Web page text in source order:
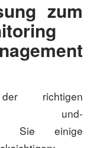
zum
richtigen
und-
Sie einige